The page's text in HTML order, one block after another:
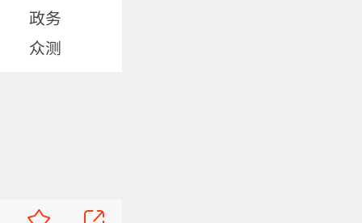
政务
众测